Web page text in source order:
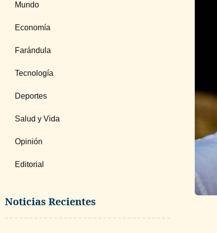
Mundo
Economía
Farándula
Tecnología
Deportes
Salud y Vida
Opinión
Editorial
Noticias Recientes